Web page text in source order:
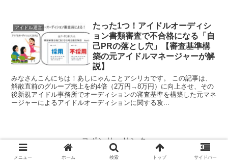
アイドル運営
たった1つ！アイドルオーディシ
ョン書類審査で不合格になる「自
己PRの落とし穴」【審査基準構
築の元アイドルマネージャーが解
説】
みなさんこんにちは！あしにゃんことアシリカです。 この記事は、
解散直前のグループ売上を約4倍（2万円→8万円）に向上させ、その
後新規アイドル事務所でオーディションの審査基準を構築した元マネ
ージャーによるアイドルオーディションに関する攻...
スポンサーリンク
メニュー ホーム 検索 トップ サイドバー